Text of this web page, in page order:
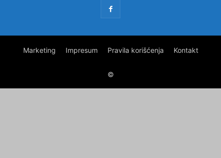
Marketing Impresum Pravila korišćenja Kontakt
©